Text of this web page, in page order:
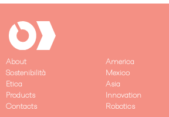
About
Sostenibilità
Etica
Products
Contacts
America
Mexico
Asia
Innovation
Robotics